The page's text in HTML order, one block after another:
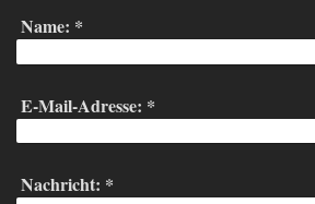
Name: *
E-Mail-Adresse: *
Nachricht: *